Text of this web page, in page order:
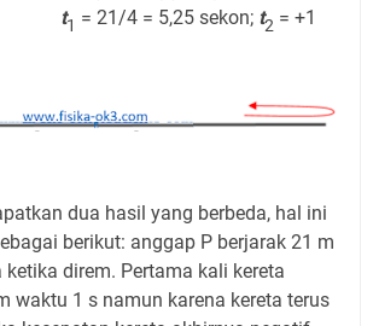
t1 = 21/4 = 5,25 sekon; t2 = +1
dua hasil yang berbeda, hal ini
berikut: anggap P berjarak 21 m
direm. Pertama kali kereta
waktu 1 s namun karena kereta terus